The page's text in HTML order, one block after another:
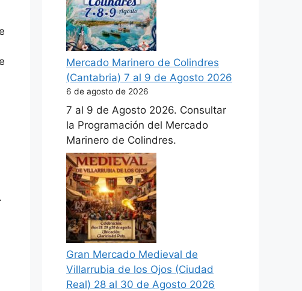
Mercado Marinero de Colindres
(Cantabria) 7 al 9 de Agosto 2026
6 de agosto de 2026
7 al 9 de Agosto 2026. Consultar
la Programación del Mercado
Marinero de Colindres.
Gran Mercado Medieval de
Villarrubia de los Ojos (Ciudad
Real) 28 al 30 de Agosto 2026